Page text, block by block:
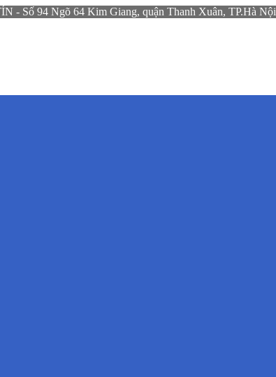
Số 94 Ngõ 64 Kim Giang, quận Thanh Xuân, TP.Hà Nội